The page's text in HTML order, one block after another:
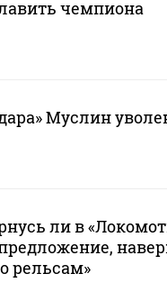
чемпиона
Муслин
ли в
рельсам»